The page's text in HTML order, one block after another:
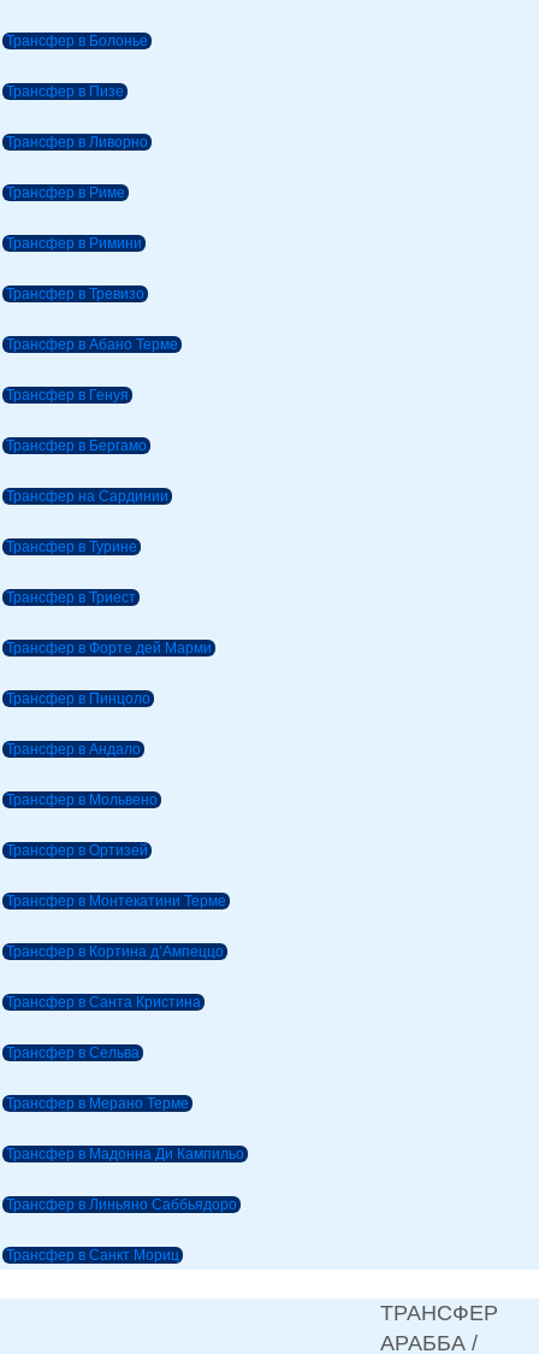
Трансфер в Болонье
Трансфер в Пизе
Трансфер в Ливорно
Трансфер в Риме
Трансфер в Римини
Трансфер в Тревизо
Трансфер в Абано Терме
Трансфер в Генуя
Трансфер в Бергамо
Трансфер на Сардинии
Трансфер в Турине
Трансфер в Триест
Трансфер в Форте дей Марми
Трансфер в Пинцоло
Трансфер в Андало
Трансфер в Мольвено
Трансфер в Ортизей
Трансфер в Монтекатини Терме
Трансфер в Кортина д’Ампеццо
Трансфер в Санта Кристина
Трансфер в Сельва
Трансфер в Мерано Терме
Трансфер в Мадонна Ди Кампильо
Трансфер в Линьяно Саббьядоро
Трансфер в Санкт Мориц
ТРАНСФЕР
АРАББА /